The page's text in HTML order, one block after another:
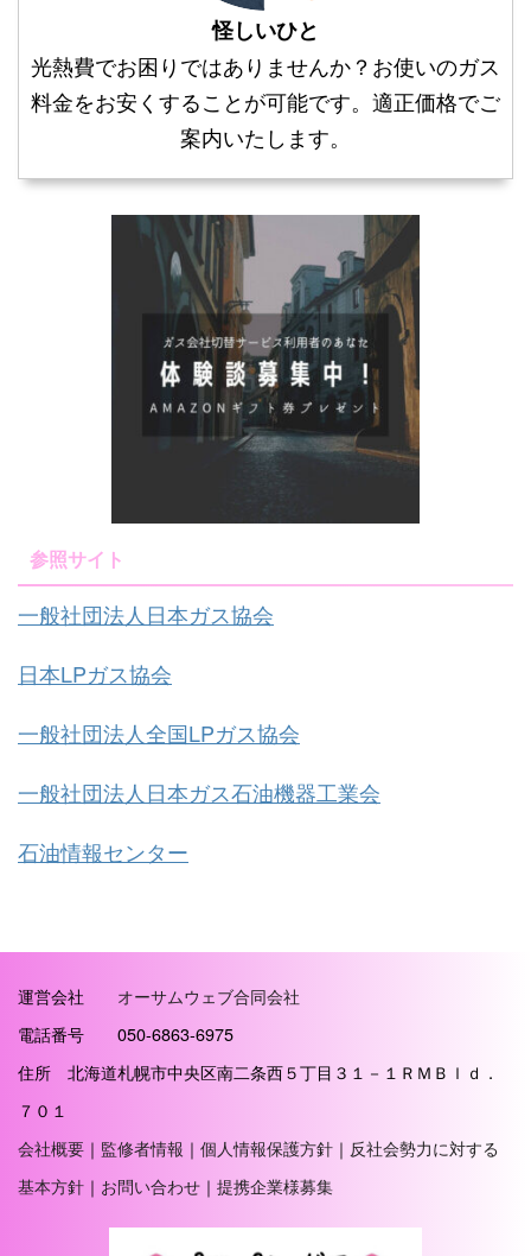
怪しいひと
光熱費でお困りではありませんか？お使いのガス
料金をお安くすることが可能です。適正価格でご
案内いたします。
参照サイト
一般社団法人日本ガス協会
日本LPガス協会
一般社団法人全国LPガス協会
一般社団法人日本ガス石油機器工業会
石油情報センター
運営会社 オーサムウェブ合同会社
電話番号 050-6863-6975
住所 北海道札幌市中央区南二条西５丁目３１－１ＲＭＢｌｄ．
７０１
会社概要 ｜ 監修者情報 ｜ 個人情報保護方針 ｜ 反社会勢力に対する
基本方針 ｜ お問い合わせ ｜ 提携企業様募集